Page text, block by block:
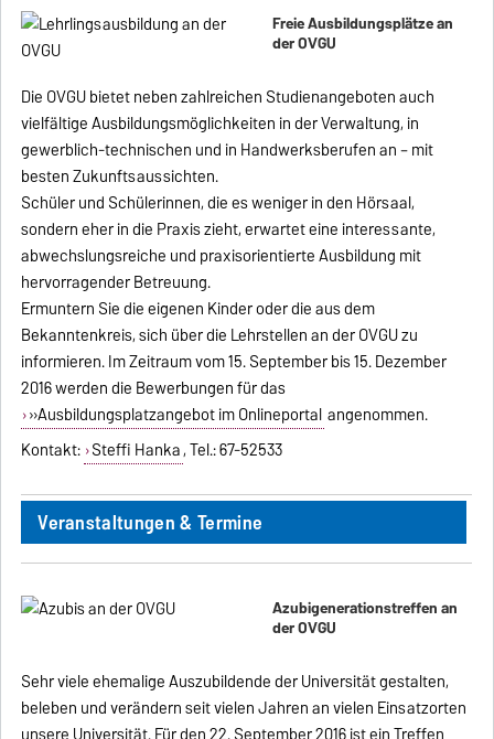
Freie Ausbildungsplätze an
der OVGU
Die OVGU bietet neben zahlreichen Studienangeboten auch
vielfältige Ausbildungsmöglichkeiten in der Verwaltung, in
gewerblich-technischen und in Handwerksberufen an – mit
besten Zukunftsaussichten.
Schüler und Schülerinnen, die es weniger in den Hörsaal,
sondern eher in die Praxis zieht, erwartet eine interessante,
abwechslungsreiche und praxisorientierte Ausbildung mit
hervorragender Betreuung.
Ermuntern Sie die eigenen Kinder oder die aus dem
Bekanntenkreis, sich über die Lehrstellen an der OVGU zu
informieren. Im Zeitraum vom 15. September bis 15. Dezember
2016 werden die Bewerbungen für das
»Ausbildungsplatzangebot im Onlineportal angenommen.
Kontakt: Steffi Hanka, Tel.: 67-52533
Veranstaltungen & Termine
Azubigenerationstreffen an
der OVGU
Sehr viele ehemalige Auszubildende der Universität gestalten,
beleben und verändern seit vielen Jahren an vielen Einsatzorten